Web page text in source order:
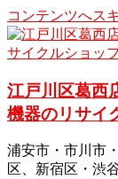
コンテンツへス
江戸川区葛西
機器のリサイ
浦安市・市川市
区、新宿区・渋